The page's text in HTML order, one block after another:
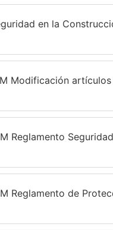
en la
Modificación
Reglamento
Reglamento de